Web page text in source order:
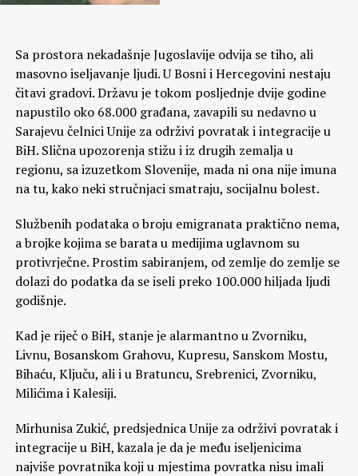
Sa prostora nekadašnje Jugoslavije odvija se tiho, ali
masovno iseljavanje ljudi. U Bosni i Hercegovini nestaju
čitavi gradovi. Državu je tokom posljednje dvije godine
napustilo oko 68.000 građana, zavapili su nedavno u
Sarajevu čelnici Unije za održivi povratak i integracije u
BiH. Slična upozorenja stižu i iz drugih zemalja u
regionu, sa izuzetkom Slovenije, mada ni ona nije imuna
na tu, kako neki stručnjaci smatraju, socijalnu bolest.
Službenih podataka o broju emigranata praktično nema,
a brojke kojima se barata u medijima uglavnom su
protivrječne. Prostim sabiranjem, od zemlje do zemlje se
dolazi do podatka da se iseli preko 100.000 hiljada ljudi
godišnje.
Kad je riječ o BiH, stanje je alarmantno u Zvorniku,
Livnu, Bosanskom Grahovu, Kupresu, Sanskom Mostu,
Bihaću, Ključu, ali i u Bratuncu, Srebrenici, Zvorniku,
Milićima i Kalesiji.
Mirhunisa Zukić, predsjednica Unije za održivi povratak i
integracije u BiH, kazala je da je među iseljenicima
najviše povratnika koji u mjestima povratka nisu imali